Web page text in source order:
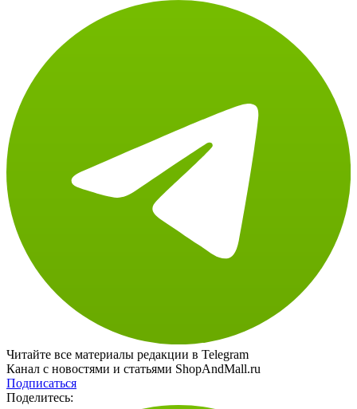
Читайте все материалы редакции в Telegram
Канал с новостями и статьями ShopAndMall.ru
Подписаться
Поделитесь: